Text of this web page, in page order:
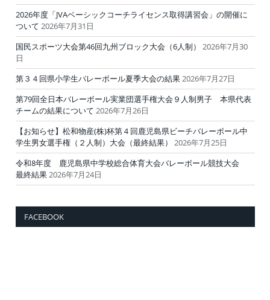
2026年度「JVAベーシックコーチライセンス取得講習会」の開催に
ついて 2026年7月31日
国民スポーツ大会第46回九州ブロック大会（6人制）
2026年7月30
日
第３４回県小学生バレーボール夏季大会の結果2026年7月27日
第79回全日本バレーボール実業団選手権大会９人制男子 本県代表
チームの結果について 2026年7月26日
【お知らせ】松和物産(株)杯第４回鹿児島県ビーチバレーボール中
学生男女選手権（２人制）大会（最終結果）
2026年7月25日
令和8年度 鹿児島県中学校総合体育大会バレーボール競技大会
最終結果2026年7月24日
FACEBOOK